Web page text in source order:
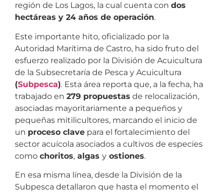
región de Los Lagos, la cual cuenta con dos
hectáreas y 24 años de operación.
Este importante hito, oficializado por la
Autoridad Marítima de Castro, ha sido fruto del
esfuerzo realizado por la División de Acuicultura
de la Subsecretaría de Pesca y Acuicultura
(Subpesca). Esta área reporta que, a la fecha, ha
trabajado en 279 propuestas de relocalización,
asociadas mayoritariamente a pequeños y
pequeñas mitilicultores, marcando el inicio de
un proceso clave para el fortalecimiento del
sector acuícola asociados a cultivos de especies
como choritos, algas y ostiones.
En esa misma línea, desde la División de la
Subpesca detallaron que hasta el momento el